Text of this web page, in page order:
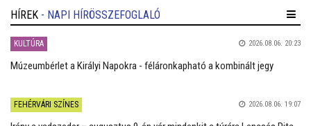
HÍREK - NAPI HÍRÖSSZEFOGLALÓ
KULTÚRA 2026.08.06. 20:23
Múzeumbérlet a Királyi Napokra - féláronkapható a kombinált jegy
FEHÉRVÁRI SZÍNES 2026.08.06. 19:07